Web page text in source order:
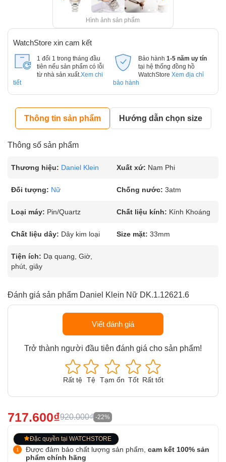
Hình ảnh sản phẩm
WatchStore xin cam kết
1 đổi 1 trong tháng đầu
tiên nếu sản phẩm có lỗi
từ nhà sản xuất. Xem chi
tiết
Bảo hành 1-5 năm uy tín
tại hệ thống đồng hồ
WatchStore Xem địa chỉ
bảo hành
Thông tin sản phẩm Hướng dẫn chọn size
Thông số sản phẩm
Thương hiệu: Daniel Klein Xuất xứ: Nam Phi
Đối tượng: Nữ Chống nước: 3atm
Loại máy: Pin/Quartz Chất liệu kính: Kính Khoáng
Chất liệu dây: Dây kim loại Size mặt: 33mm
Tiện ích: Dạ quang, Giờ,
phút, giây
Đánh giá sản phẩm Daniel Klein Nữ DK.1.12621.6
Viết đánh giá
Trở thành người đầu tiên đánh giá cho sản phẩm!
Rất tệ Tệ Tạm ổn Tốt Rất tốt
717.600₫920.000₫ -22%
Đặc quyền tại WATCHSTORE
Được đảm bảo chất lượng sản phẩm, cam kết 100% sản
phẩm chính hãng